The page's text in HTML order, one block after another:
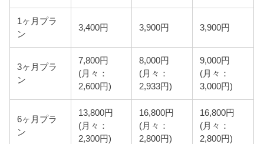
1ヶ月プラ
ン
3,400円 3,900円 3,900円
3ヶ月プラ
ン
7,800円
(月々：
2,600円)
8,000円
(月々：
2,933円)
9,000円
(月々：
3,000円)
6ヶ月プラ
ン
13,800円
(月々：
2,300円)
16,800円
(月々：
2,800円)
16,800円
(月々：
2,800円)